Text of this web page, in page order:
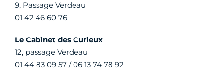
9, Passage Verdeau
01 42 46 60 76
Le Cabinet des Curieux
12, passage Verdeau
01 44 83 09 57 / 06 13 74 78 92